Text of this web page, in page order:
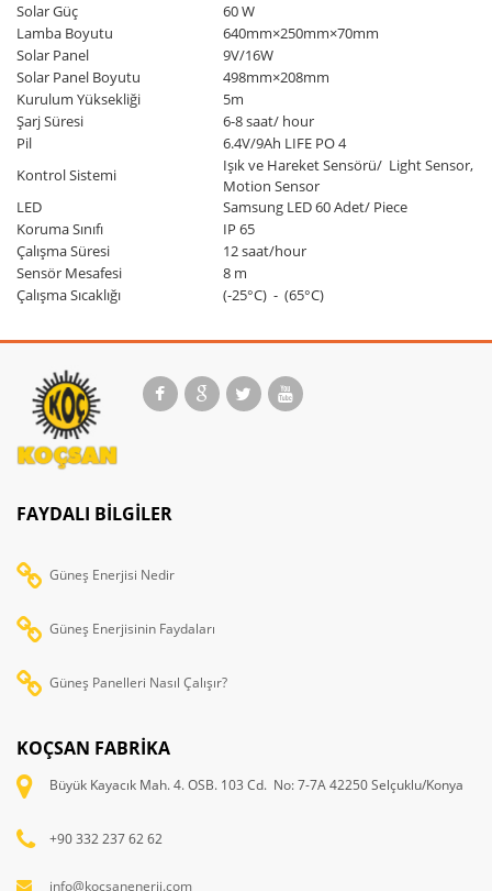
Solar Güç
60 W
Lamba Boyutu
640mm×250mm×70mm
Solar Panel
9V/16W
Solar Panel Boyutu
498mm×208mm
Kurulum Yüksekliği
5m
Şarj Süresi
6-8 saat/ hour
Pil
6.4V/9Ah LIFE PO 4
Kontrol Sistemi
Işık ve Hareket Sensörü/ Light Sensor,
Motion Sensor
LED
Samsung LED 60 Adet/ Piece
Koruma Sınıfı
IP 65
Çalışma Süresi
12 saat/hour
Sensör Mesafesi
8 m
Çalışma Sıcaklığı
(-25°C) - (65°C)
FAYDALI BILGILER
Güneş Enerjisi Nedir
Güneş Enerjisinin Faydaları
Güneş Panelleri Nasıl Çalışır?
KOÇSAN FABRİKA
Büyük Kayacık Mah. 4. OSB. 103 Cd. No: 7-7A 42250 Selçuklu/Konya
+90 332 237 62 62
info@kocsanenerji.com